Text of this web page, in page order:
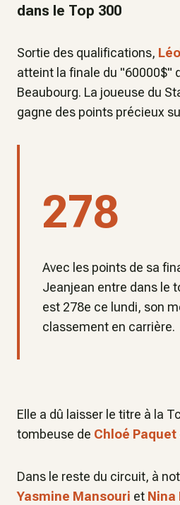
dans le Top 300
Sortie des qualifications,
atteint la finale du "60000$"
Beaubourg. La joueuse du
gagne des points précieux
278
Avec les points de sa
Jeanjean entre dans le
est 278e ce lundi, son
classement en carrière.
Elle a dû laisser le titre à la
tombeuse de Chloé Paquet
Dans le reste du circuit, à
Yasmine Mansouri et Nina